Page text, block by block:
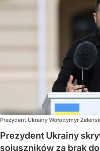
Prezydent Ukrainy Wołodymyr
Prezydent Ukrainy
sojuszników za brak